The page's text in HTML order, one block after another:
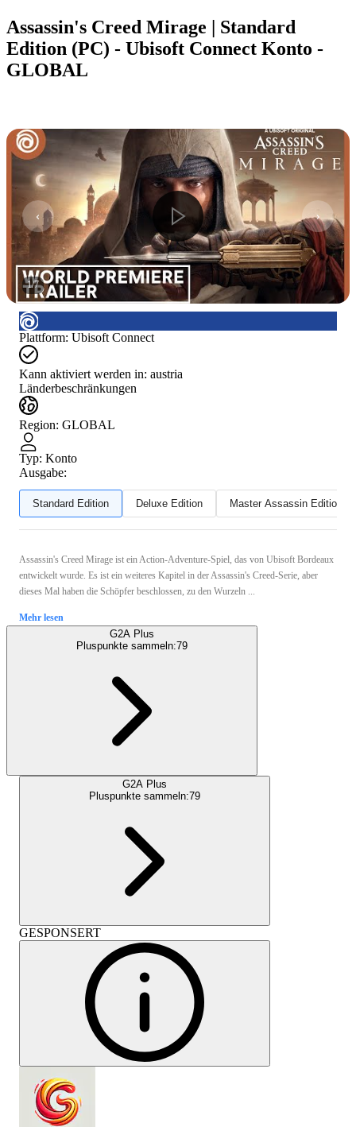
Assassin's Creed Mirage | Standard
Edition (PC) - Ubisoft Connect Konto -
GLOBAL
1/7
Plattform: Ubisoft Connect
Kann aktiviert werden in: austria
Länderbeschränkungen
Region: GLOBAL
Typ: Konto
Ausgabe:
Standard Edition Deluxe Edition Master Assassin Edition
Assassin's Creed Mirage ist ein Action-Adventure-Spiel, das von Ubisoft Bordeaux
entwickelt wurde. Es ist ein weiteres Kapitel in der Assassin's Creed-Serie, aber
dieses Mal haben die Schöpfer beschlossen, zu den Wurzeln ...
Mehr lesen
G2A Plus
Pluspunkte sammeln:79
G2A Plus
Pluspunkte sammeln:79
GESPONSERT